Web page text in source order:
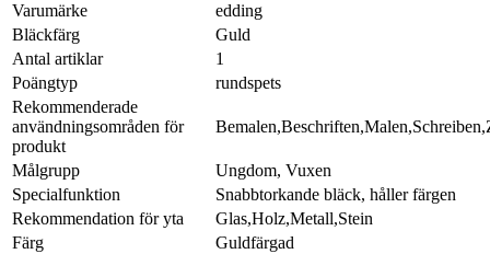
Varumärke
edding
Bläckfärg
Guld
Antal artiklar
1
Poängtyp
rundspets
Rekommenderade
användningsområden för
produkt
Målgrupp
Ungdom, Vuxen
Specialfunktion
Snabbtorkande bläck, håller färgen
Rekommendation för yta
Glas,Holz,Metall,Stein
Färg
Guldfärgad